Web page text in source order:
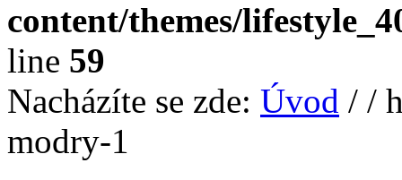
content/themes/
line 59
Nacházíte se zde: Úvod / /
modry-1